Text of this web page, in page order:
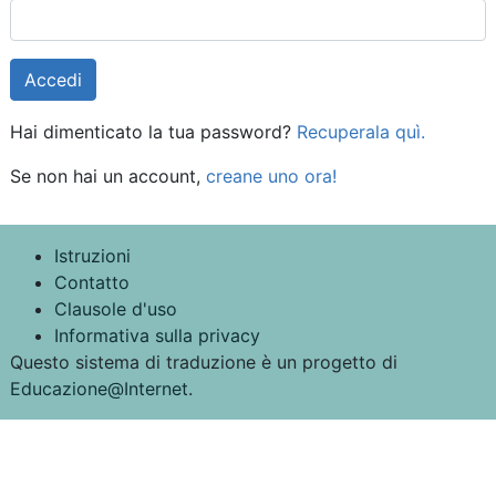
Hai dimenticato la tua password? Recuperala quì.
Se non hai un account, creane uno ora!
Istruzioni
Contatto
Clausole d'uso
Informativa sulla privacy
Questo sistema di traduzione è un progetto di
Educazione@Internet.